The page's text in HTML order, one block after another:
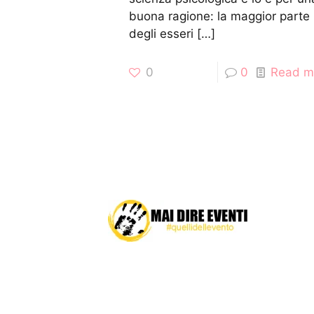
buona ragione: la maggior parte
degli esseri […]
0 0 Read